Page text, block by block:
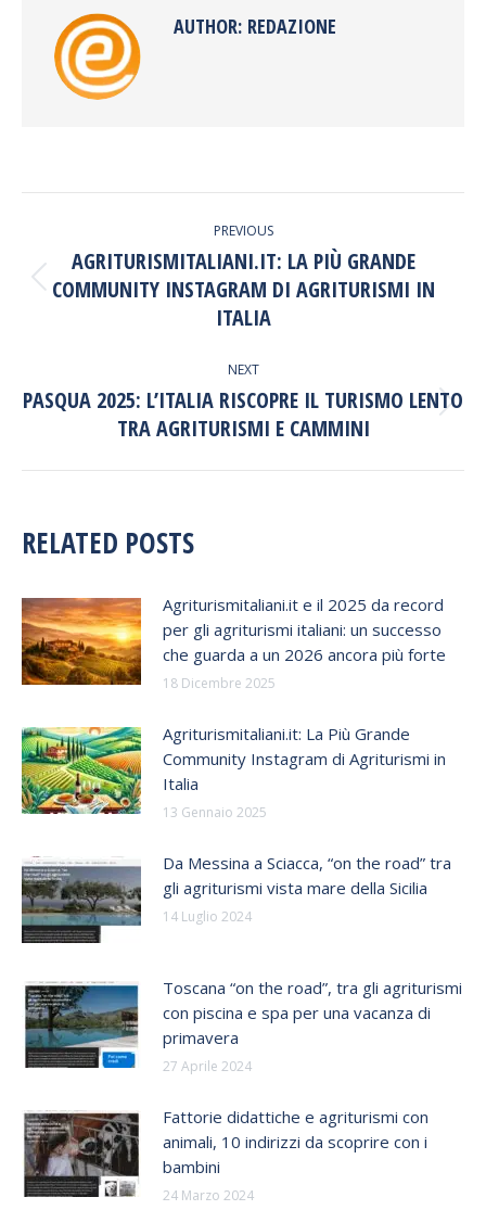
AUTHOR: REDAZIONE
NAVIGATION
PREVIOUS
Previous
post:
AGRITURISMITALIANI.IT: LA PIÙ GRANDE
COMMUNITY INSTAGRAM DI AGRITURISMI IN
ITALIA
NEXT
Next
post:
PASQUA 2025: L’ITALIA RISCOPRE IL TURISMO LENTO
TRA AGRITURISMI E CAMMINI​
RELATED POSTS
Agriturismitaliani.it e il 2025 da record
per gli agriturismi italiani: un successo
che guarda a un 2026 ancora più forte
18 Dicembre 2025
Agriturismitaliani.it: La Più Grande
Community Instagram di Agriturismi in
Italia
13 Gennaio 2025
Da Messina a Sciacca, “on the road” tra
gli agriturismi vista mare della Sicilia
14 Luglio 2024
Toscana “on the road”, tra gli agriturismi
con piscina e spa per una vacanza di
primavera
27 Aprile 2024
Fattorie didattiche e agriturismi con
animali, 10 indirizzi da scoprire con i
bambini
24 Marzo 2024